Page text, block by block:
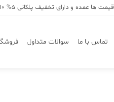
قیمت ها عمده و دارای تخفیف پلکانی 5% 10% 15% بر اساس تعداد خرید میباشد
تماس با ما سوالات متداول